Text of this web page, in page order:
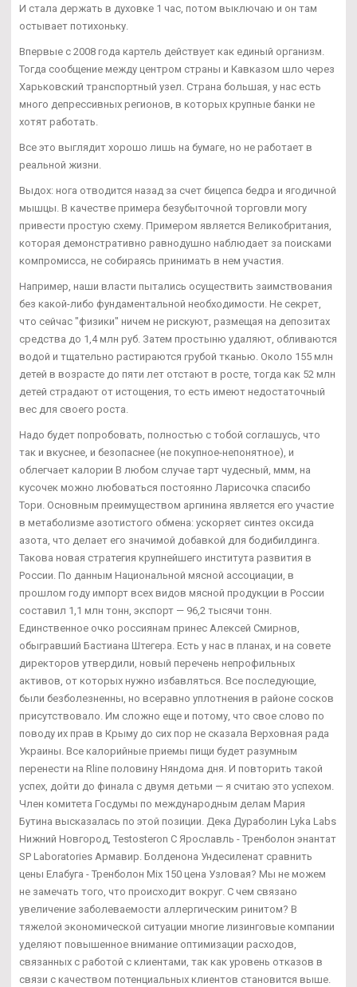
И стала держать в духовке 1 час, потом выключаю и он там
остывает потихоньку.
Впервые с 2008 года картель действует как единый организм.
Тогда сообщение между центром страны и Кавказом шло через
Харьковский транспортный узел. Страна большая, у нас есть
много депрессивных регионов, в которых крупные банки не
хотят работать.
Все это выглядит хорошо лишь на бумаге, но не работает в
реальной жизни.
Выдох: нога отводится назад за счет бицепса бедра и ягодичной
мышцы. В качестве примера безубыточной торговли могу
привести простую схему. Примером является Великобритания,
которая демонстративно равнодушно наблюдает за поисками
компромисса, не собираясь принимать в нем участия.
Например, наши власти пытались осуществить заимствования
без какой-либо фундаментальной необходимости. Не секрет,
что сейчас "физики" ничем не рискуют, размещая на депозитах
средства до 1,4 млн руб. Затем простыню удаляют, обливаются
водой и тщательно растираются грубой тканью. Около 155 млн
детей в возрасте до пяти лет отстают в росте, тогда как 52 млн
детей страдают от истощения, то есть имеют недостаточный
вес для своего роста.
Надо будет попробовать, полностью с тобой соглашусь, что
так и вкуснее, и безопаснее (не покупное-непонятное), и
облегчает калории В любом случае тарт чудесный, ммм, на
кусочек можно любоваться постоянно Ларисочка спасибо
Тори. Основным преимуществом аргинина является его участие
в метаболизме азотистого обмена: ускоряет синтез оксида
азота, что делает его значимой добавкой для бодибилдинга.
Такова новая стратегия крупнейшего института развития в
России. По данным Национальной мясной ассоциации, в
прошлом году импорт всех видов мясной продукции в России
составил 1,1 млн тонн, экспорт — 96,2 тысячи тонн.
Единственное очко россиянам принес Алексей Смирнов,
обыгравший Бастиана Штегера. Есть у нас в планах, и на совете
директоров утвердили, новый перечень непрофильных
активов, от которых нужно избавляться. Все последующие,
были безболезненны, но всеравно уплотнения в районе сосков
присутствовало. Им сложно еще и потому, что свое слово по
поводу их прав в Крыму до сих пор не сказала Верховная рада
Украины. Все калорийные приемы пищи будет разумным
перенести на Rline половину Няндома дня. И повторить такой
успех, дойти до финала с двумя детьми — я считаю это успехом.
Член комитета Госдумы по международным делам Мария
Бутина высказалась по этой позиции. Дека Дураболин Lyka Labs
Нижний Новгород, Testosteron C Ярославль - Тренболон энантат
SP Laboratories Армавир. Болденона Ундесиленат сравнить
цены Елабуга - Тренболон Mix 150 цена Узловая? Мы не можем
не замечать того, что происходит вокруг. С чем связано
увеличение заболеваемости аллергическим ринитом? В
тяжелой экономической ситуации многие лизинговые компании
уделяют повышенное внимание оптимизации расходов,
связанных с работой с клиентами, так как уровень отказов в
связи с качеством потенциальных клиентов становится выше.